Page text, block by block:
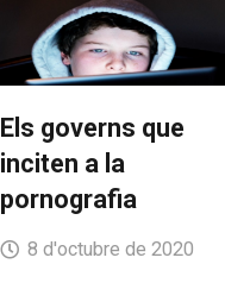
Els governs que
inciten a la
pornografia
8 d'octubre de 2020